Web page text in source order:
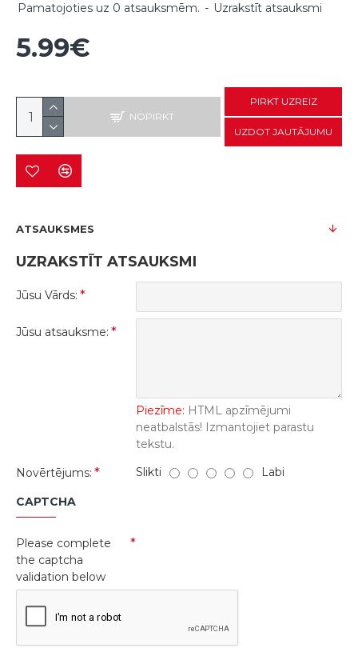
Pamatojoties uz 0 atsauksmēm. - Uzrakstīt atsauksmi
5.99€
NOPIRKT
PIRKT UZREIZ
UZDOT JAUTĀJUMU
ATSAUKSMES
UZRAKSTĪT ATSAUKSMI
Jūsu Vārds:
Jūsu atsauksme:
Piezīme: HTML apzīmējumi
neatbalstās! Izmantojiet parastu
tekstu.
Novērtējums:
Slikti Labi
CAPTCHA
Please complete
the captcha
validation below